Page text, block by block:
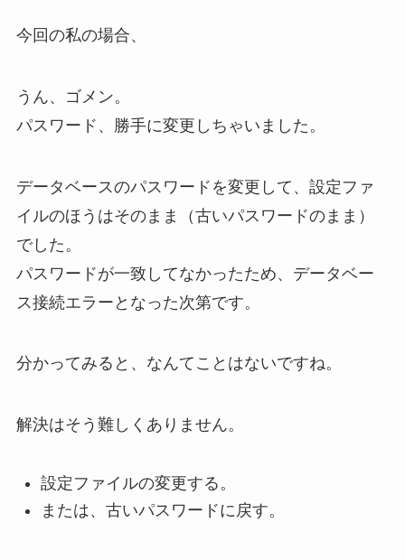
今回の私の場合、
うん、ゴメン。
パスワード、勝手に変更しちゃいました。
データベースのパスワードを変更して、設定ファ
イルのほうはそのまま（古いパスワードのまま）
でした。
パスワードが一致してなかったため、データベー
ス接続エラーとなった次第です。
分かってみると、なんてことはないですね。
解決はそう難しくありません。
設定ファイルの変更する。
または、古いパスワードに戻す。